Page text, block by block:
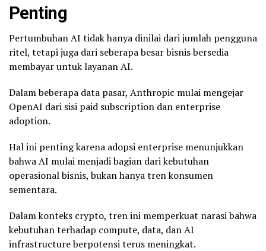
Penting
Pertumbuhan AI tidak hanya dinilai dari jumlah pengguna
ritel, tetapi juga dari seberapa besar bisnis bersedia
membayar untuk layanan AI.
Dalam beberapa data pasar, Anthropic mulai mengejar
OpenAI dari sisi paid subscription dan enterprise
adoption.
Hal ini penting karena adopsi enterprise menunjukkan
bahwa AI mulai menjadi bagian dari kebutuhan
operasional bisnis, bukan hanya tren konsumen
sementara.
Dalam konteks crypto, tren ini memperkuat narasi bahwa
kebutuhan terhadap compute, data, dan AI
infrastructure berpotensi terus meningkat.